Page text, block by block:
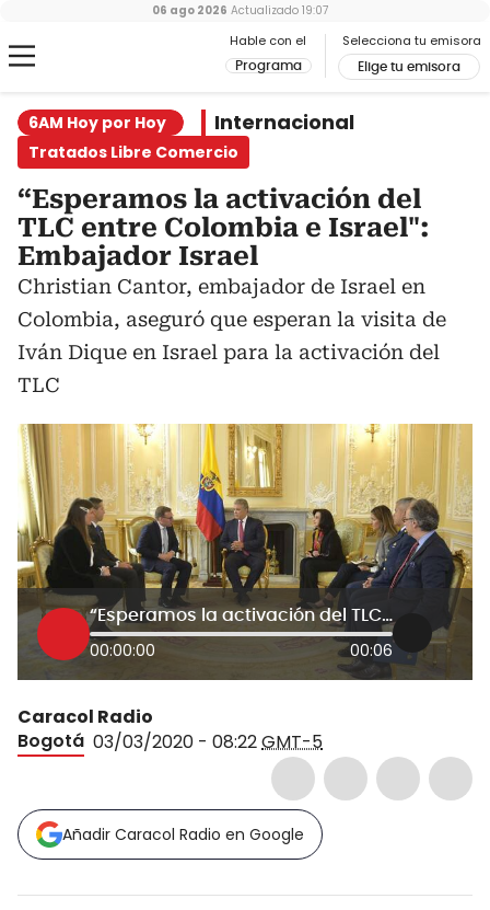
Hable con el
Programa
Selecciona tu emisora
Elige tu emisora
06 ago 2026 Actualizado 19:07
6AM Hoy por Hoy Internacional
Tratados Libre Comercio
“Esperamos la activación del
TLC entre Colombia e Israel":
Embajador Israel
Christian Cantor, embajador de Israel en
Colombia, aseguró que esperan la visita de
Iván Dique en Israel para la activación del
TLC
“Esperamos la activación del TLC entre Colombia e Israel: Embajador Israel
00:00:00 00:06
Caracol Radio
Bogotá 03/03/2020 - 08:22GMT-5
Añadir Caracol Radio en Google